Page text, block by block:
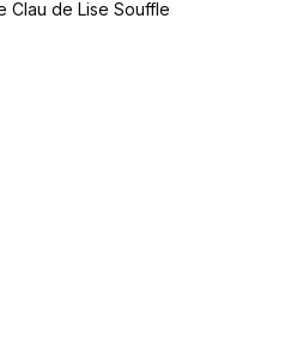
Clau de Lise Souffle